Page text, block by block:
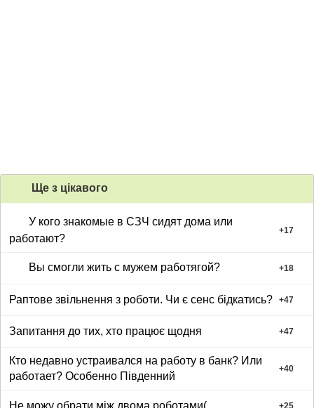
Ще з цiкавого
У кого знакомые в СЗЧ сидят дома или
работают?
+17
Вы смогли жить с мужем работягой? +18
Раптове звільнення з роботи. Чи є сенс бідкатись? +47
Запитання до тих, хто працює щодня +47
Кто недавно устраивался на работу в банк? Или
работает? Особенно Південний
+40
Не можу обрати між двома роботами( +25